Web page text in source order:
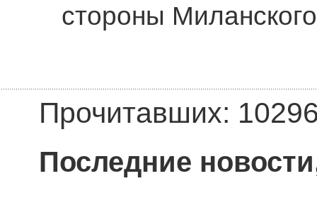
стороны
Прочитавших:
Последние